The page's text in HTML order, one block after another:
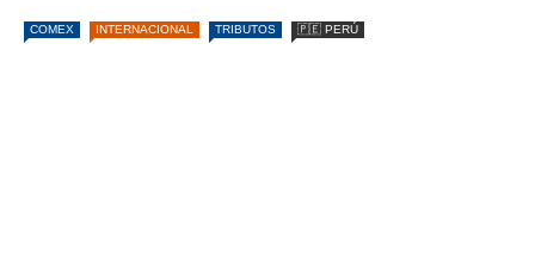
COMEX INTERNACIONAL TRIBUTOS 🇵🇪 PERÚ